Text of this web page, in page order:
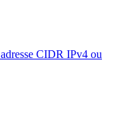
CIDR IPv4 ou